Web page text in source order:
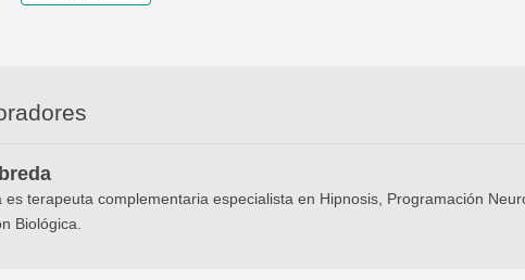
es terapeuta complementaria especialista en Hipnosis, Programación
Biológica.